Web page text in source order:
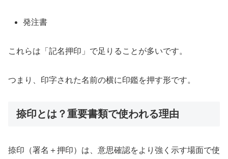
発注書
これらは「記名押印」で足りることが多いです。
つまり、印字された名前の横に印鑑を押す形です。
捺印とは？重要書類で使われる理由
捺印（署名＋押印）は、意思確認をより強く示す場面で使